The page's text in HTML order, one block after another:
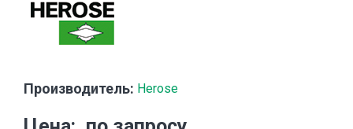
Производитель: Herose